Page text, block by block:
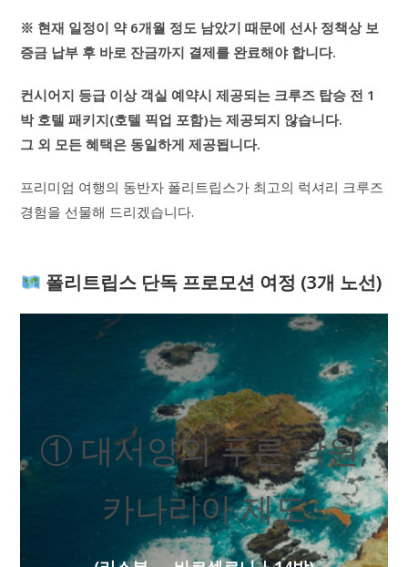
※ 현재 일정이 약 6개월 정도 남았기 때문에 선사 정책상 보
증금 납부 후 바로 잔금까지 결제를 완료해야 합니다.
컨시어지 등급 이상 객실 예약시 제공되는 크루즈 탑승 전 1
박 호텔 패키지(호텔 픽업 포함)는 제공되지 않습니다.
그 외 모든 혜택은 동일하게 제공됩니다.
프리미엄 여행의 동반자 폴리트립스가 최고의 럭셔리 크루즈
경험을 선물해 드리겠습니다.
폴리트립스 단독 프로모션 여정 (3개 노선)
① 대서양의 푸른 낙원,
카나리아 제도